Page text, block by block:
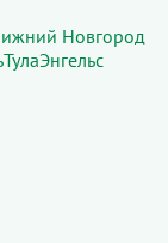
Новгород
ТулаЭнгельс